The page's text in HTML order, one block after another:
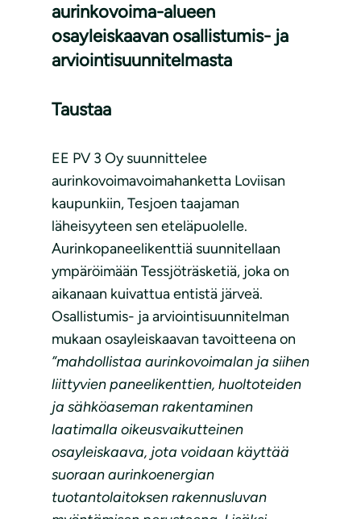
aurinkovoima-alueen
osayleiskaavan osallistumis- ja
arviointisuunnitelmasta
Taustaa
EE PV 3 Oy suunnittelee
aurinkovoimavoimahanketta Loviisan
kaupunkiin, Tesjoen taajaman
läheisyyteen sen eteläpuolelle.
Aurinkopaneelikenttiä suunnitellaan
ympäröimään Tessjöträsketiä, joka on
aikanaan kuivattua entistä järveä.
Osallistumis- ja arviointisuunnitelman
mukaan osayleiskaavan tavoitteena on
”mahdollistaa aurinkovoimalan ja siihen
liittyvien paneelikenttien, huoltoteiden
ja sähköaseman rakentaminen
laatimalla oikeusvaikutteinen
osayleiskaava, jota voidaan käyttää
suoraan aurinkoenergian
tuotantolaitoksen rakennusluvan